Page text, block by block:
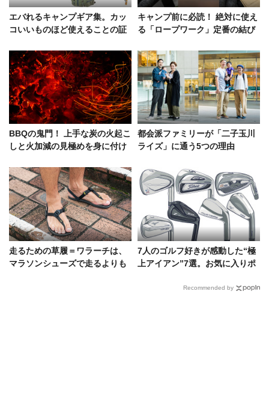
エバれるキャンプギア集。カッ
コいいものほど使えることの証
キャンプ前に必読！ 絶対に使え
る「ロープワーク」定番の結び
BBQの鬼門！ 上手な炭の火起こ
しと火加減の見極めを身に付け
都会派ファミリーが「二子玉川
ライズ」に通う5つの理由
走るための草履＝ワラーチは、
マラソンシューズで走るよりも
7人のゴルフ好きが感動した“極
上アイアン”7選。お気に入りポ
Recommended by